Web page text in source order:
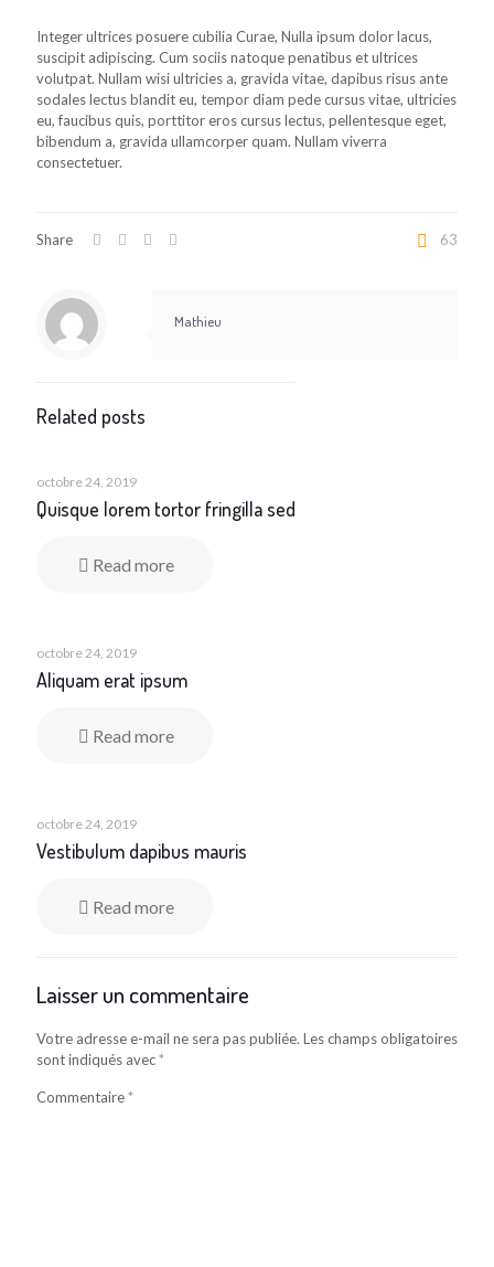
Integer ultrices posuere cubilia Curae, Nulla ipsum dolor lacus,
suscipit adipiscing. Cum sociis natoque penatibus et ultrices
volutpat. Nullam wisi ultricies a, gravida vitae, dapibus risus ante
sodales lectus blandit eu, tempor diam pede cursus vitae, ultricies
eu, faucibus quis, porttitor eros cursus lectus, pellentesque eget,
bibendum a, gravida ullamcorper quam. Nullam viverra
consectetuer.
Share 63
Mathieu
Related posts
octobre 24, 2019
Quisque lorem tortor fringilla sed
Read more
octobre 24, 2019
Aliquam erat ipsum
Read more
octobre 24, 2019
Vestibulum dapibus mauris
Read more
Laisser un commentaire
Votre adresse e-mail ne sera pas publiée. Les champs obligatoires
sont indiqués avec*
Commentaire*